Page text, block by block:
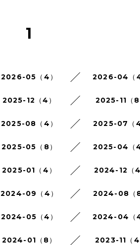
1
2026-05（4） 2026-04（4
2025-12（4） 2025-11（8
2025-08（4） 2025-07（4
2025-05（8） 2025-04（4
2025-01（4） 2024-12（4
2024-09（4） 2024-08（8
2024-05（4） 2024-04（4
2024-01（8） 2023-11（4